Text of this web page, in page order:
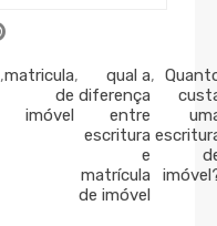
,matricula
de
imóvel
,
qual a
diferença
entre
escritura
e
matrícula
de imóvel
,